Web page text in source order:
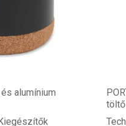
alumínium
töltő